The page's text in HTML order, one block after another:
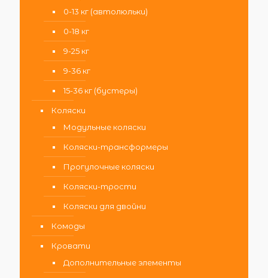
0-13 кг (автолюльки)
0-18 кг
9-25 кг
9-36 кг
15-36 кг (бустеры)
Коляски
Модульные коляски
Коляски-трансформеры
Прогулочные коляски
Коляски-трости
Коляски для двойни
Комоды
Кровати
Дополнительные элементы